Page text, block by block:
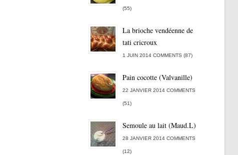
(55)
La brioche vendéenne de
tati cricroux
1 JUIN 2014 COMMENTS (87)
Pain cocotte (Valvanille)
22 JANVIER 2014 COMMENTS
(51)
Semoule au lait (Maud.L)
28 JANVIER 2014 COMMENTS
(12)